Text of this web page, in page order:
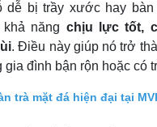
dễ bị trầy xước hay
năng chịu lực tốt,
. Điều này giúp nó trở
đình bận rộn hoặc có
trà mặt đá hiện đại tại